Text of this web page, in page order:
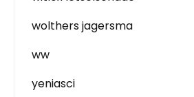
wolthers jagersma
ww
yeniasci